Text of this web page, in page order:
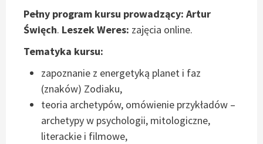
Pełny program kursu prowadzący: Artur
Święch. Leszek Weres: zajęcia online.
Tematyka kursu:
zapoznanie z energetyką planet i faz
(znaków) Zodiaku,
teoria archetypów, omówienie przykładów –
archetypy w psychologii, mitologiczne,
literackie i filmowe,